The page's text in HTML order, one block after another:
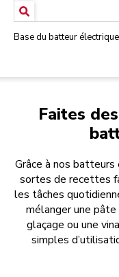
Base du batteur électrique
Faites
Grâce à nos
sortes de recettes
les tâches
mélanger une pâte
glaçage ou une
simples